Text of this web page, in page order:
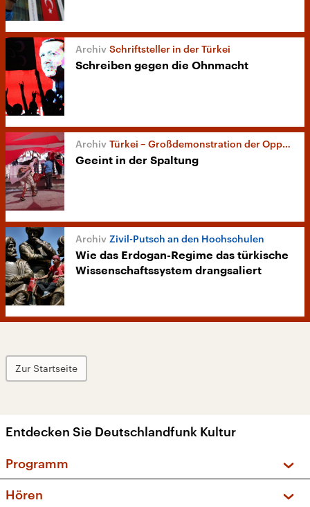
Schriftsteller in der Türkei
Schreiben gegen die Ohnmacht
Türkei – Großdemonstration der Opposition
Geeint in der Spaltung
Zivil-Putsch an den Hochschulen
Wie das Erdogan-Regime das türkische
Wissenschaftssystem drangsaliert
Zur Startseite
Entdecken Sie Deutschlandfunk Kultur
Programm
Hören